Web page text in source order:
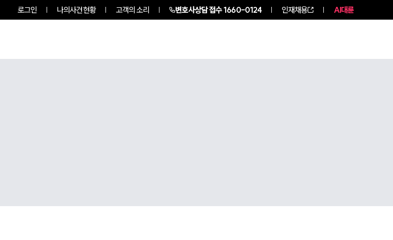
로그인 나의사건현황 고객의 소리 변호사상담 접수1660-0124 인재채용 AI대륜